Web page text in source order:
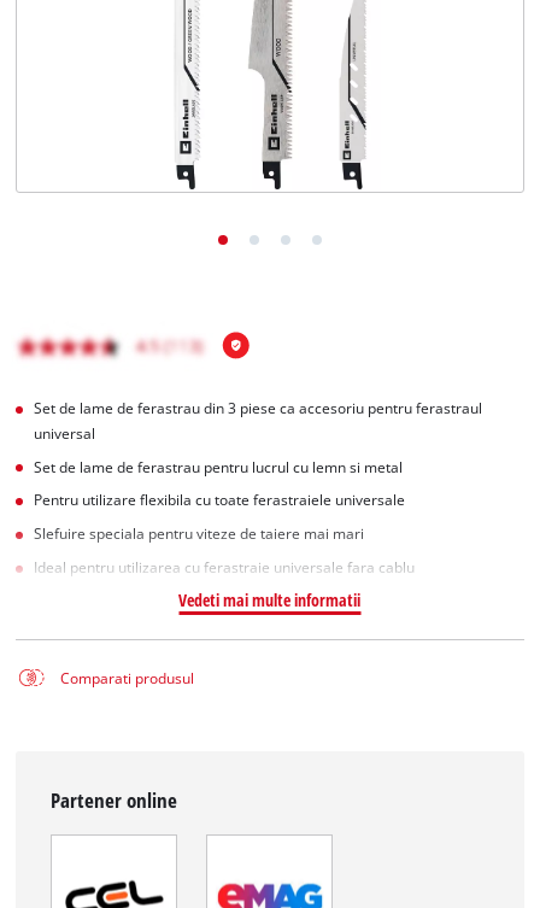
Set de lame de ferastrau din 3 piese ca accesoriu pentru ferastraul
universal
Set de lame de ferastrau pentru lucrul cu lemn si metal
Pentru utilizare flexibila cu toate ferastraiele universale
Slefuire speciala pentru viteze de taiere mai mari
Ideal pentru utilizarea cu ferastraie universale fara cablu
Vedeti mai multe informatii
Comparati produsul
Partener online